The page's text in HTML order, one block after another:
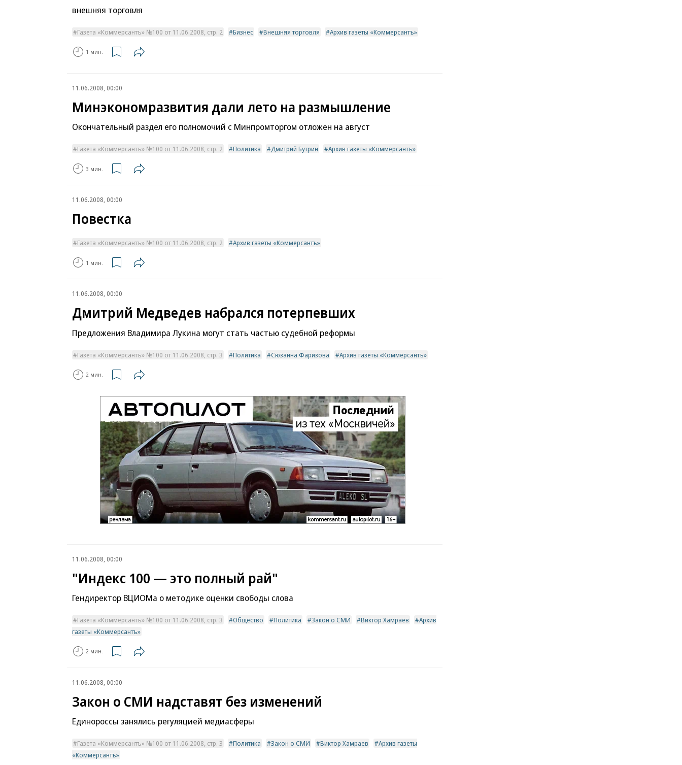
внешняя торговля
Газета «Коммерсантъ» №100 от 11.06.2008, стр. 2 Бизнес Внешняя торговля Архив газеты «Коммерсантъ»
1 мин.
11.06.2008, 00:00
Минэкономразвития дали лето на размышление
Окончательный раздел его полномочий с Минпромторгом отложен на август
Газета «Коммерсантъ» №100 от 11.06.2008, стр. 2 Политика Дмитрий Бутрин Архив газеты «Коммерсантъ»
3 мин.
11.06.2008, 00:00
Повестка
Газета «Коммерсантъ» №100 от 11.06.2008, стр. 2 Архив газеты «Коммерсантъ»
1 мин.
11.06.2008, 00:00
Дмитрий Медведев набрался потерпевших
Предложения Владимира Лукина могут стать частью судебной реформы
Газета «Коммерсантъ» №100 от 11.06.2008, стр. 3 Политика Сюзанна Фаризова Архив газеты «Коммерсантъ»
2 мин.
11.06.2008, 00:00
"Индекс 100 — это полный рай"
Гендиректор ВЦИОМа о методике оценки свободы слова
Газета «Коммерсантъ» №100 от 11.06.2008, стр. 3 Общество Политика Закон о СМИ Виктор Хамраев
Архив
газеты «Коммерсантъ»
2 мин.
11.06.2008, 00:00
Закон о СМИ надставят без изменений
Единороссы занялись регуляцией медиасферы
Газета «Коммерсантъ» №100 от 11.06.2008, стр. 3 Политика Закон о СМИ Виктор Хамраев
Архив газеты
«Коммерсантъ»